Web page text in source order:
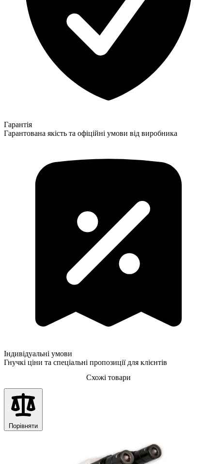
Гарантія
Гарантована якість та офіційні умови від виробника
Індивідуальні умови
Гнучкі ціни та спеціальні пропозиції для клієнтів
Схожі товари
Порівняти